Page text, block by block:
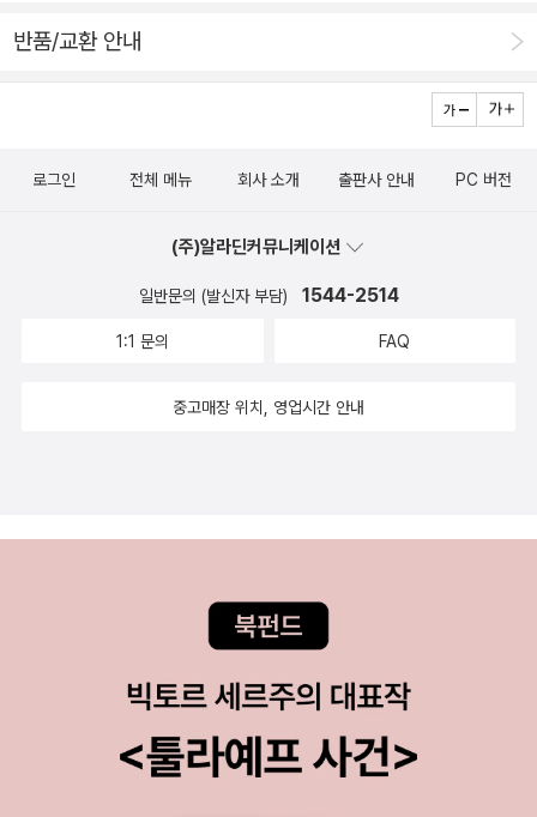
숙해져 버렸다.우리들에게 덤벼드는데.- P452예를 들어 아리스
아와 프랑스 혈통의 뻬쩨르부르끄 출신 고전 문학가로, 한평생 독
처럼, 그는 헤로도토스와 카이사르를 빼앗기고 수용소로 끌려온
가득 차 있어서 수용소에서도 늘 꿈속에 있는 꼴이었다. 그는 여
수용소에서 양성하기 시작한 의무 보조계 교육을 위해 한 달에 두
어 강의를 맡게 된 것이다. 도바뚜르는 조그만 칠판 옆에 서서, 행
격리되었기 때문에 이미 산문이라 할 수 없고 단지 물거품에 지나
서 진실을 있는 그대로 묘사하기를 그만두지 않은 사람들은 그 시
대에 죽음의 길로 들어서야 했다. 그들의 대부분은 수용소 안에서
죽어 갔고, 일부는 전선에서 자포자기적 행동 속에 죽어 갔다.- P
렉산드르 솔제니친, <소용소군도 1> , p60/341 <어떻게> 하여
에 도취된 나는, 언제나 나 자신이 절대 옳다고 믿어서 잔혹했다.
나쁜 행동을 할 때, 나는 내가 옳은 일을 하고 정연한 논리를 가지
나는 나 자신의 마음속에서 최초의 선(善)의 태동을 느꼈다. 차츰
나에게 분명해진 것은, 선악을 가르는 경계선이 지나가고 있는 곳
든 인간의 마음속이라는 것이다. 이 경계선은 이동하고 있고, 세
진 마음속에도 선은 작은 공간을 차지하고 있고, 아무리 선량한
는 영러가지 형태로 나타난다. 위병소의 출입구에 서면, 비로소
감옥인 동시에 고향을 떠난다는 감회가 솟구친다. 자신은 여기서
기고 가는데, 당신의 발만이 <사회>라는 말도 없고 반향도 없는
공간을 향해 가는 것이다. _ 알렉산드르 솔제니친, <소용소군도
6> , p108/220 수용된 사람들이 겪어야 하는 법칙 - 밀름의 법
키터리지> 영문판과 함께 읽겠다며 올려두었는데 이 책도 그 위
에 쌓아야 하나 싶다. 근데 제목이 끌린다. 사고 싶군. 냠냠. 버지
니아 울프의 <자기만의 방>을 읽으며, 왜 이전에는 이 신통방통
되어, 읽었으나 다시 읽기로 한 책들이다. 그러니까 이건 사고 싶
근데 왜 지루했다는 기억만이 남아 있는 것일까. <자기만의 방>
은 이리 재밌는데. 아주 찰지고 유머러스하고 지적이다 이거다.
사야지. 냠냠. 하루키의 책은, 사고는 싶은데 왠지 망설여지기도
런 것 같기도 하고. 소설은 나와 정서가 잘 안 맞는다. <노르웨이
다 사둔다.. 이런 경향이 있어서 사기는 사야 할 듯 싶다...지만, 이
들고. 복잡하다. 그래도 사고 싶다. 냠냠.**계획은 1월 쯤에 제주
도 가서 일이주 머물며 책이나 실컷 읽다 오자.. 였는데 지금 코로
나 확산 상태 보니 그것도 어려워 보이니 그냥 집에서 독서칩거에
들어가야 하지 않나 한다. 물론 쌓아둔 책은 많지만 (먼산;;) 그 칩
거기간동인 읽을 책들을 또 나름 구상하다보니 이렇게 사고 싶은
책들이 나오네. 올해가 끝나가는 기념으로 (참 기념도 많지..) 12
반품/교환 안내
로그인 전체 메뉴 회사 소개 출판사 안내 PC 버전
(주)알라딘커뮤니케이션
일반문의 (발신자 부담) 1544-2514
1:1 문의 FAQ
중고매장 위치, 영업시간 안내